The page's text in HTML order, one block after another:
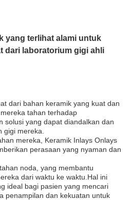
yang terlihat alami untuk
dari laboratorium gigi ahli
dari bahan keramik yang kuat dan
tahan terhadap
solusi yang dapat diandalkan dan
gigi mereka.
mereka, Keramik Inlays Onlays
perasaan yang nyaman dan
noda, yang membantu
dari waktu ke waktu.Hal ini
ideal bagi pasien yang mencari
penampilan dan kekuatan untuk